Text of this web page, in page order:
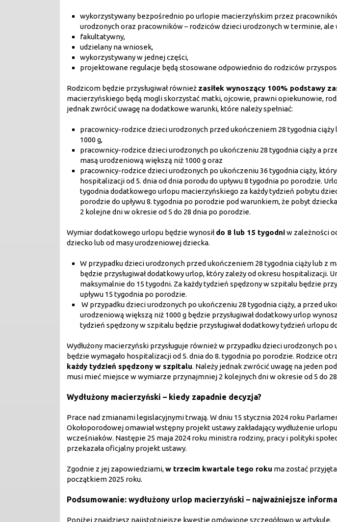
wykorzystywany bezpośrednio po urlopie macierzyńskim przez
urodzonych oraz pracowników – rodziców dzieci urodzonych w terminie, ale
fakultatywny,
udzielany na wniosek,
wykorzystywany w jednej części,
projektowane regulacje będą stosowane odpowiednio do rodziców
Rodzicom będzie przysługiwał również zasiłek wynoszący 100% podstawy
macierzyńskiego będą mogli skorzystać matki, ojcowie, prawni opiekunowie,
jednak zwrócić uwagę na dodatkowe warunki, które należy spełniać:
pracownicy-rodzice dzieci urodzonych przed ukończeniem 28 tygodnia
1000 g,
pracownicy-rodzice dzieci urodzonych po ukończeniu 28 tygodnia ciąży a
masą urodzeniową większą niż 1000 g oraz
pracownicy-rodzice dzieci urodzonych po ukończeniu 36 tygodnia ciąży,
hospitalizacji od 5. dnia od dnia porodu do upływu 8 tygodnia po porodzie.
tygodnia dodatkowego urlopu macierzyńskiego za każdy tydzień pobytu
porodzie do upływu 8. tygodnia po porodzie pod warunkiem, że pobyt
2 kolejne dni w okresie od 5 do 28 dnia po porodzie.
Wymiar dodatkowego urlopu będzie wynosiłdo 8 lub 15 tygodniw zależności
dziecko lub od masy urodzeniowej dziecka.
W przypadku dzieci urodzonych przed ukończeniem 28 tygodnia ciąży lub z
będzie przysługiwał dodatkowy urlop, który zależy od okresu hospitalizacji.
maksymalnie do 15 tygodni. Za każdy tydzień spędzony w szpitalu będzie
upływu 15 tygodnia po porodzie.
W przypadku dzieci urodzonych po ukończeniu 28 tygodnia ciąży, a przed
urodzeniową większą niż 1000 g będzie przysługiwał dodatkowy urlop
tydzień spędzony w szpitalu będzie przysługiwał dodatkowy tydzień urlopu
Wydłużony macierzyński przysługuje również w przypadku dzieci urodzonych po
będzie wymagało hospitalizacji od 5. dnia do 8. tygodnia po porodzie. Rodzice
każdy tydzień spędzony w szpitalu. Należy jednak zwrócić uwagę na jeden
musi mieć miejsce w wymiarze przynajmniej 2 kolejnych dni w okresie od 5 do
Wydłużony macierzyński – kiedy zapadnie decyzja?
Prace nad zmianami legislacyjnymi trwają. W dniu 15 stycznia 2024 roku
Okołoporodowej omawiał wstępny projekt ustawy zakładający wydłużenie
wcześniaków. Następie 25 maja 2024 roku ministra rodziny, pracy i polityki
przekazała oficjalny projekt ustawy.
Zgodnie z jej zapowiedziami,w trzecim kwartale tego roku ma zostać
początkiem 2025 roku.
Podsumowanie: wydłużony urlop macierzyński – najważniejsze
Poniżej znajdziesz najistotniejsze kwestie omówione szczegółowo w artykule.